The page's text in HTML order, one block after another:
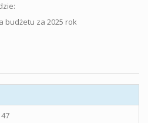
budżetu za 2025 rok